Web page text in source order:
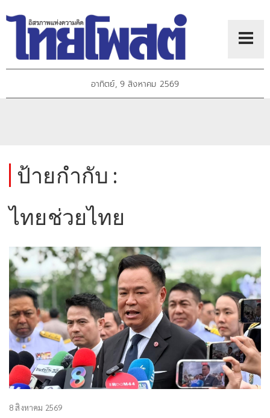
อาทิตย์, 9 สิงหาคม 2569
ป้ายกำกับ :
ไทยช่วยไทย
8 สิงหาคม 2569